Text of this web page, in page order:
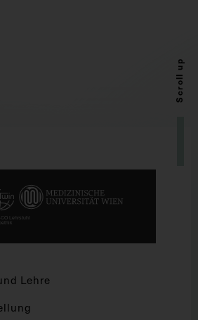
Scroll up
Lehre